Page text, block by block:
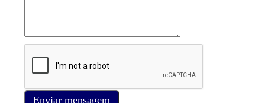
Enviar mensagem